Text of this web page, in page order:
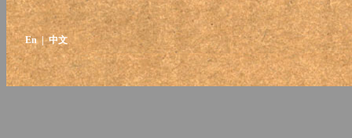
En| 中文